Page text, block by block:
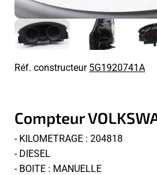
Réf. constructeur5G1920741A
Compteur
- KILOMETRAGE : 204818
- DIESEL
- BOITE : MANUELLE